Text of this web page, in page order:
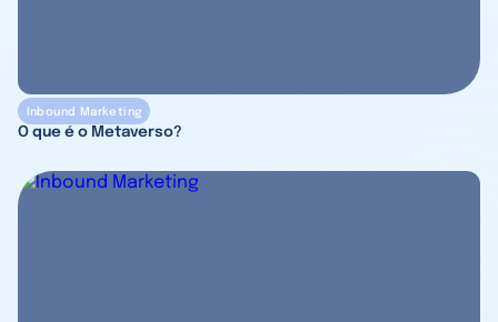
Inbound Marketing
O que é o Metaverso?